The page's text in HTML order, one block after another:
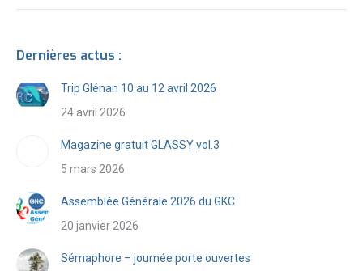
Dernières actus :
Trip Glénan 10 au 12 avril 2026
24 avril 2026
Magazine gratuit GLASSY vol.3
5 mars 2026
Assemblée Générale 2026 du GKC
20 janvier 2026
Sémaphore – journée porte ouvertes